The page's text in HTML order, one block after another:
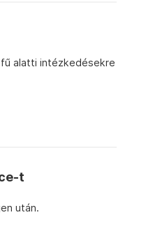
alatti intézkedésekre
t
után.